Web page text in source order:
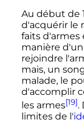
Au début de
d'acquérir le
faits d'armes
manière d'un
rejoindre
mais, un
malade, le
d'accomplir
les armes[19].
limites de l'